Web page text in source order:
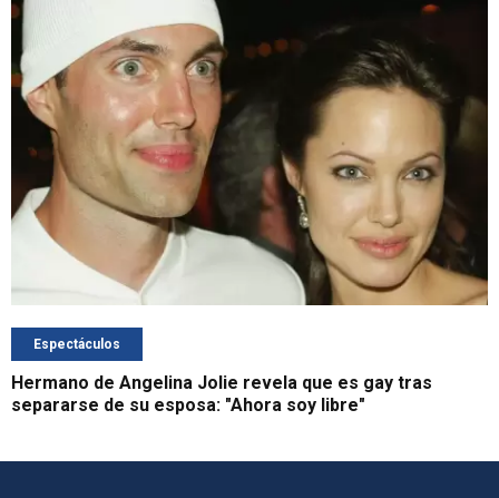
Espectáculos
Hermano de Angelina Jolie revela que es gay tras
separarse de su esposa: "Ahora soy libre"